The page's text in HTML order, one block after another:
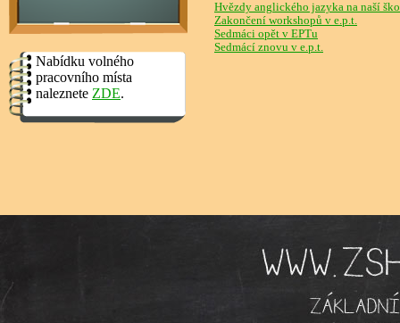
Nabídku volného
pracovního místa
naleznete ZDE.
Hvězdy anglického jazyka na naší
Zakončení workshopů v e.p.t.
Sedmáci opět v EPTu
Sedmácí znovu v e.p.t.